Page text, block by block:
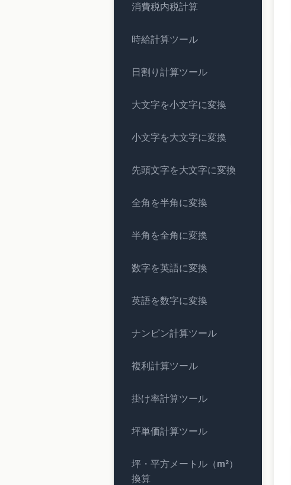
消費税内税計算
時給計算ツール
日割り計算ツール
大文字を小文字に変換
小文字を大文字に変換
先頭文字を大文字に変換
全角を半角に変換
半角を全角に変換
数字を英語に変換
英語を数字に変換
ナンピン計算ツール
複利計算ツール
掛け率計算ツール
坪単価計算ツール
坪・平方メートル（m²）
換算